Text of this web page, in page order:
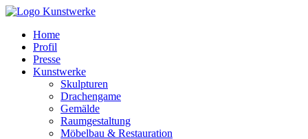
Home
Profil
Presse
Kunstwerke
Skulpturen
Drachengame
Gemälde
Raumgestaltung
Möbelbau & Restauration